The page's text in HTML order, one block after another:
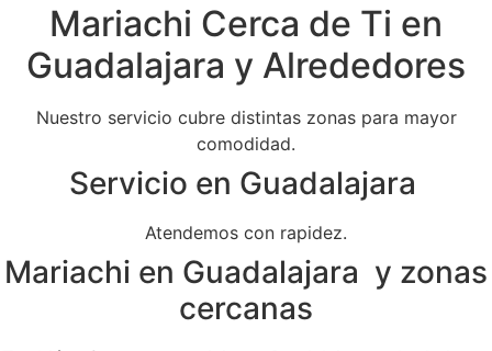
Mariachi Cerca de Ti en
Guadalajara y Alrededores
Nuestro servicio cubre distintas zonas para mayor
comodidad.
Servicio en Guadalajara
Atendemos con rapidez.
Mariachi en Guadalajara y zonas
cercanas